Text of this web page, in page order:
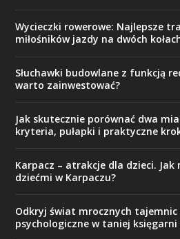
Wycieczki rowerowe: Najlepsze
miłośników jazdy na dwóch
Słuchawki budowlane z funkcją
warto zainwestować?
Jak skutecznie porównać dwa
kryteria, pułapki i praktyczne
Karpacz – atrakcje dla dzieci. Jak
dziećmi w Karpaczu?
Odkryj świat mrocznych
psychologiczne w taniej